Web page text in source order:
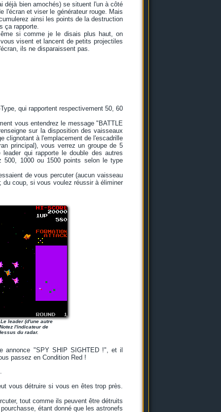
déjà bien amochés) se situent l'un à côté
l'écran et viser le générateur rouge. Mais
ainsi les points de la destruction
ça rapporte.
si comme je le disais plus haut, on
visent et lancent de petits projectiles
ils ne disparaissent pas.
qui rapportent respectivement 50, 60
vous entendrez le message "BATTLE
sur la disposition des vaisseaux
clignotant à l'emplacement de l'escadrille
principal), vous verrez un groupe de 5
qui rapporte le double des autres
500, 1000 ou 1500 points selon le type
de vous percuter (aucun vaisseau
coup, si vous voulez réussir à éliminer
leader (d'une autre
l'indicateur de
du radar.
annonce "SPY SHIP SIGHTED !", et il
passez en Condition Red !
vous détruire si vous en êtes trop près.
tout comme ils peuvent être détruits
étant donné que les astronefs